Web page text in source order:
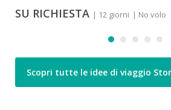
SU RICHIESTA | 12 giorni | No volo
Scopri tutte le idee di viaggio